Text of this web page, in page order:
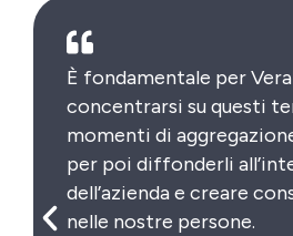
È fondamentale per
concentrarsi su questi
momenti di
per poi diffonderli
dell’azienda e creare
nelle nostre persone.